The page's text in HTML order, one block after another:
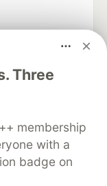
Three
membership
with a
badge on
keep up software
career
About
Contact
MLH
Terms of Use
that powers